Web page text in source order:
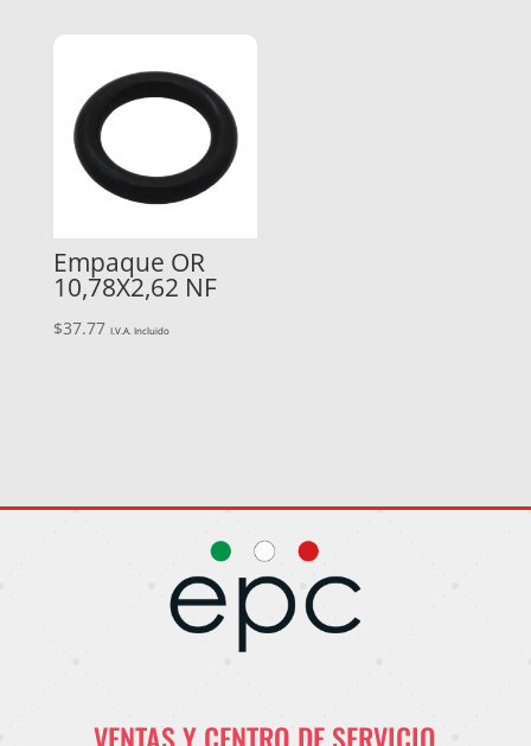
Empaque OR
10,78X2,62 NF
$37.77 I.V.A. Incluido